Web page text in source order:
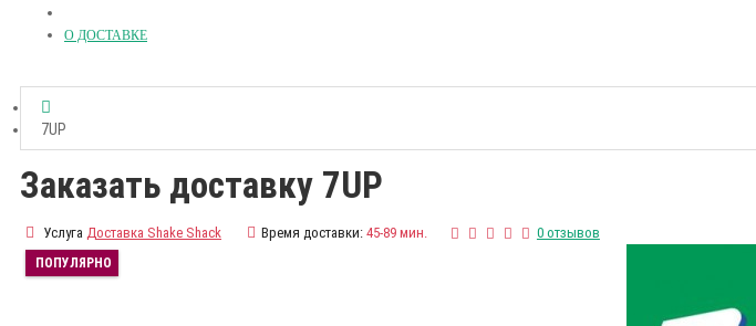
О ДОСТАВКЕ
7UP
Заказать доставку 7UP
Услуга Доставка Shake Shack Время доставки: 45-89 мин. 0 отзывов
ПОПУЛЯРНО